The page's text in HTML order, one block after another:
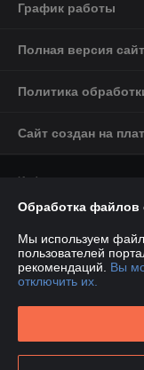
График работы
Полная версия
Политика
Сайт создан на
Информация для
Юридическое лицо:
220030, Республика
Регистрационный
Регистрационный
Обработка файлов
Мы используем
пользователей
рекомендаций. Вы
отключить их.